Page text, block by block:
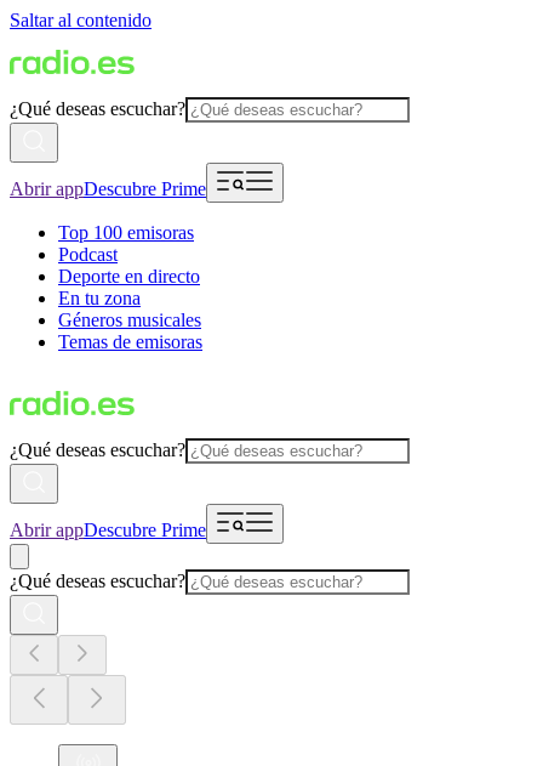
Saltar al contenido
¿Qué deseas escuchar?
Abrir appDescubre Prime
Top 100 emisoras
Podcast
Deporte en directo
En tu zona
Géneros musicales
Temas de emisoras
¿Qué deseas escuchar?
Abrir appDescubre Prime
¿Qué deseas escuchar?